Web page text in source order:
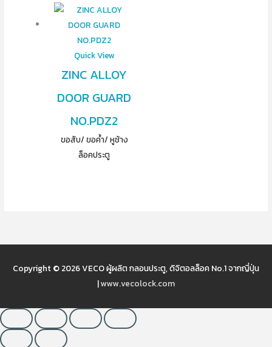
Quick View
ZINC ALLOY
DOOR GUARD
NO.PDZ2
ขอสับ/ ขอค้ำ/ หูช้าง
ล็อคประตู
Copyright © 2026VECO ผู้ผลิต กลอนประตู, ดิจิตอลล็อค No.1 จากญี่ปุ่น
|www.vecolock.com